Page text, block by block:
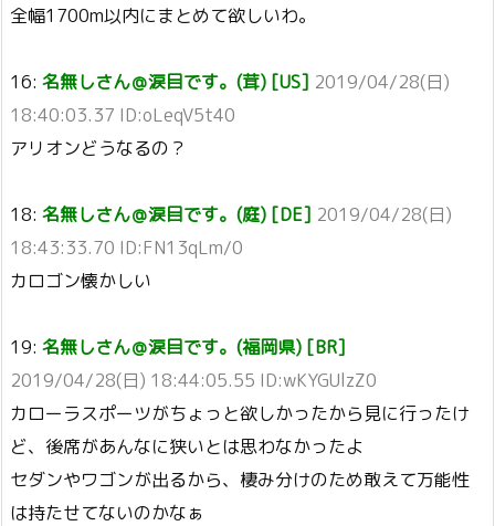
全幅1700m以内にまとめて欲しいわ。
16: 名無しさん＠涙目です。(茸) [US] 2019/04/28(日)
18:40:03.37 ID:oLeqV5t40
アリオンどうなるの？
18: 名無しさん＠涙目です。(庭) [DE] 2019/04/28(日)
18:43:33.70 ID:FN13qLm/0
カロゴン懐かしい
19: 名無しさん＠涙目です。(福岡県) [BR]
2019/04/28(日) 18:44:05.55 ID:wKYGUlzZ0
カローラスポーツがちょっと欲しかったから見に行ったけ
ど、後席があんなに狭いとは思わなかったよ
セダンやワゴンが出るから、棲み分けのため敢えて万能性
は持たせてないのかなぁ